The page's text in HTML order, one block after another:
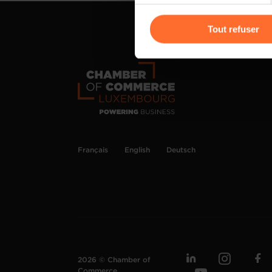
gauche de chaque page.
personnelles, vous pouvez
personnelles
Tout refuser
Français English Deutsch
2026 © Chamber of